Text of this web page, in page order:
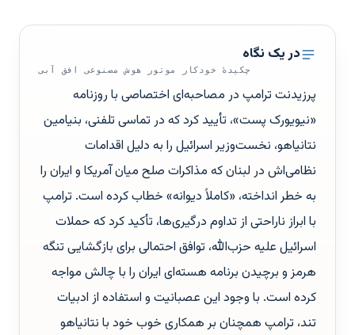
در یک نگاه
چکیدهٔ خودکار موتور هوش مصنوعی افق آبی
پرزیدنت ترامپ در مصاحبه‌ای اختصاصی با روزنامه
«نیویورک پست»، تأیید کرد که در تماسی تلفنی، بنیامین
نتانیاهو، نخست‌وزیر اسرائیل را به دلیل اقدامات
نظامی‌اش در لبنان که مذاکرات صلح میان آمریکا و ایران را
به خطر انداخته، «کاملاً دیوانه» خطاب کرده است. ترامپ
با ابراز ناراحتی از تداوم درگیری‌ها، تأکید کرد که حملات
اسرائیل علیه حزب‌الله، توافق احتمالی برای بازگشایی تنگه
هرمز و برچیدن برنامه هسته‌ای ایران را با چالش مواجه
کرده است. با وجود این عصبانیت و استفاده از ادبیات
تند، ترامپ همچنان بر همکاری خوب خود با نتانیاهو